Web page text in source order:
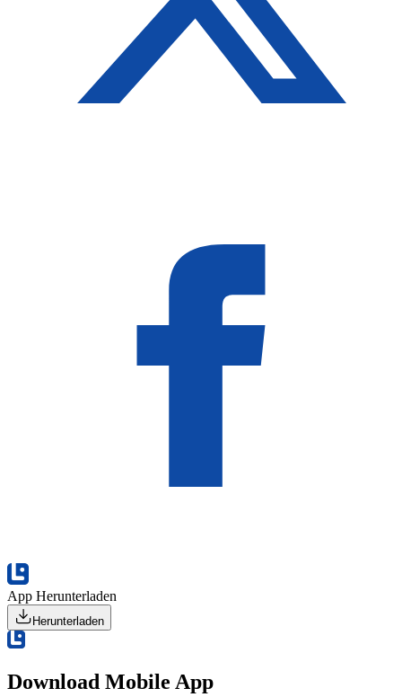
App Herunterladen
Herunterladen
Download Mobile App